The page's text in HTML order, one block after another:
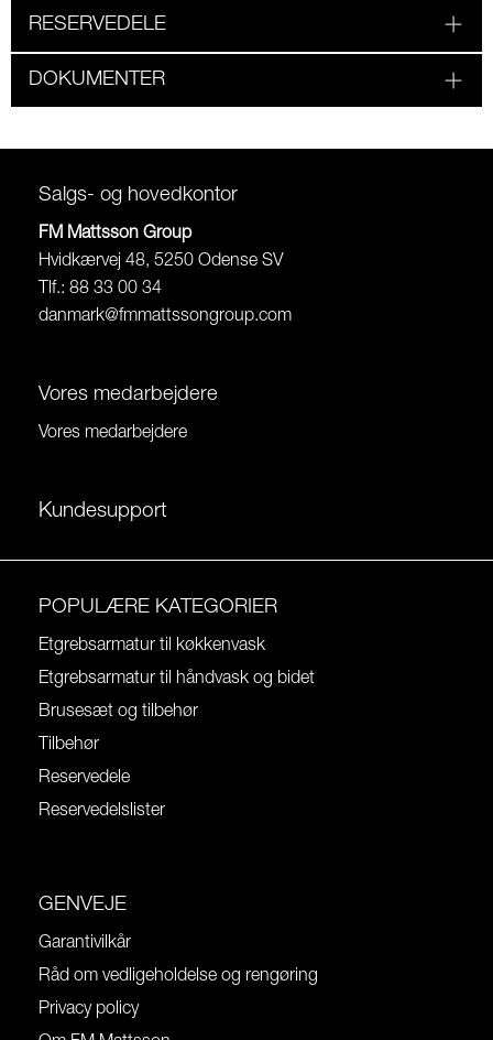
RESERVEDELE
DOKUMENTER
Salgs- og hovedkontor
FM Mattsson Group
Hvidkærvej 48, 5250 Odense SV
Tlf.: 88 33 00 34
danmark@fmmattssongroup.com
Vores medarbejdere
Vores medarbejdere
Kundesupport
POPULÆRE KATEGORIER
Etgrebsarmatur til køkkenvask
Etgrebsarmatur til håndvask og bidet
Brusesæt og tilbehør
Tilbehør
Reservedele
Reservedelslister
GENVEJE
Garantivilkår
Råd om vedligeholdelse og rengøring
Privacy policy